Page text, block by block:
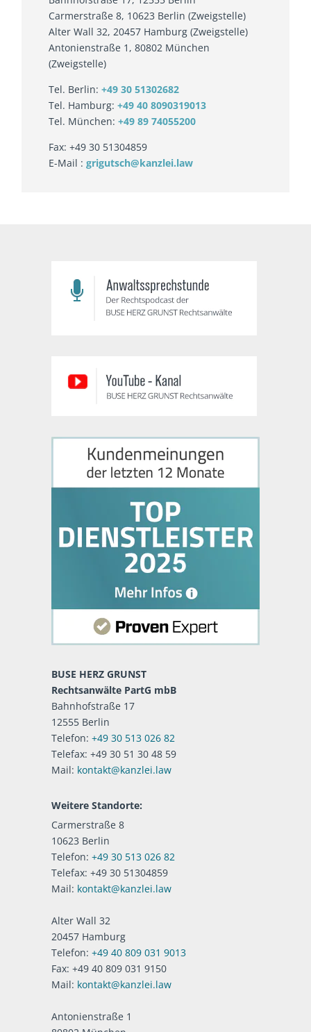
Carmerstraße 8, 10623 Berlin (Zweigstelle)
Alter Wall 32, 20457 Hamburg (Zweigstelle)
Antonienstraße 1, 80802 München
(Zweigstelle)
Tel. Berlin: +49 30 51302682
Tel. Hamburg: +49 40 8090319013
Tel. München: +49 89 74055200
Fax: +49 30 51304859
E-Mail : grigutsch@kanzlei.law
BUSE HERZ GRUNST
Rechtsanwälte PartG mbB
Bahnhofstraße 17
12555 Berlin
Telefon: +49 30 513 026 82
Telefax: +49 30 51 30 48 59
Mail: kontakt@kanzlei.law
Weitere Standorte:
Carmerstraße 8
10623 Berlin
Telefon: +49 30 513 026 82
Telefax: +49 30 51304859
Mail: kontakt@kanzlei.law
Alter Wall 32
20457 Hamburg
Telefon: +49 40 809 031 9013
Fax: +49 40 809 031 9150
Mail: kontakt@kanzlei.law
Antonienstraße 1